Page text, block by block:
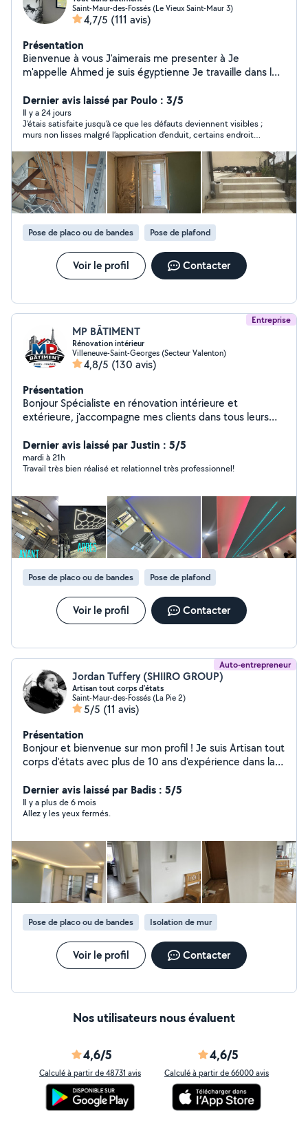
Saint-Maur-des-Fossés (Le Vieux Saint-Maur 3)
4,7/5 (111 avis)
Présentation
Bienvenue à vous J'aimerais me presenter à Je
m'appelle Ahmed je suis égyptienne Je travaille dans le
d'expérience dans ce domaine. Je fais toutes sortes de
peintures, de la pâte ,, ponçage toile fissnet et toutes
les couleurs, Je traite qui a été endommagée à cause
de l'humidité. et je colle le papier peint sur les murs et
le de carreaux, ainsi que toutes sortes de carreaux sur ,
les murs et les salles de bains.Carrelage intérieur et
extérieur et maçonnerie et le plombier Demandez-moi
pour d'autres travaux et je vous dirais si c'est dans mes
compétences Mes prix sont raisonnables Je vous
promets à tous que vous serez ici et content de ce bon
travail Merci
Dernier avis laissé par Poulo : 3/5
Il y a 24 jours
J’étais satisfaite jusqu’à ce que les défauts deviennent visibles ;
murs non lisses malgré l’application d’enduit, certains endroits
à certains endroits. Vraiment dommage.
Pose de placo ou de bandes Pose de plafond
Voir le profil Contacter
Entreprise
MP BÂTIMENT
Rénovation intérieur
Villeneuve-Saint-Georges (Secteur Valenton)
4,8/5 (130 avis)
Présentation
Bonjour Spécialiste en rénovation intérieure et
extérieure, j'accompagne mes clients dans tous leurs
d'expérience dans le bâtiment, je maîtrise parfaitement
mon métier et propose des solutions sur mesure pour
transformer et valoriser chaque espace. Peinture,
,plomberie, lino, et bien plus encore : mon équipe de
professionnels ponctuels et qualifiés est à votre service
pour tous vos travaux. N'hésitez pas à nous contacter
pour plus d'informations. Au plaisir de concrétiser vos
projets ! Shahzad et mon équipe.
Dernier avis laissé par Justin : 5/5
mardi à 21h
Travail très bien réalisé et relationnel très professionnel!
Pose de placo ou de bandes Pose de plafond
Voir le profil Contacter
Auto-entrepreneur
Jordan Tuffery (SHIIRO GROUP)
Artisan tout corps d'états
Saint-Maur-des-Fossés (La Pie 2)
5/5 (11 avis)
Présentation
Bonjour et bienvenue sur mon profil ! Je suis Artisan tout
corps d'états avec plus de 10 ans d'expérience dans la
maintenance du Bâtiment. Passionné par mon métier, je
mets mon savoir-faire à votre service pour réaliser tout
vos projets, du plus simple au plus ambitieux. Que ce
ou rénovation complète, je travail avec rigueur et
professionnalisme pour garantir un résultat à la hauteur
de vos attentes. Important : Allovoisin limite les
messages, alors n'hésitez pas à m'envoyer un SMS
directement au O6.95.58.60.33
Dernier avis laissé par Badis : 5/5
Il y a plus de 6 mois
Allez y les yeux fermés.
Pose de placo ou de bandes Isolation de mur
Voir le profil Contacter
Nos utilisateurs nous évaluent
4,6/5
Calculé à partir de 48731 avis
4,6/5
Calculé à partir de 66000 avis